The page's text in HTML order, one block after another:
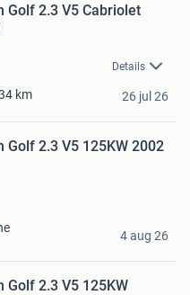
Golf 2.3 V5 Cabriolet
Details
km 26 jul 26
Golf 2.3 V5 125KW 2002
4 aug 26
Golf 2.3 V5 125KW